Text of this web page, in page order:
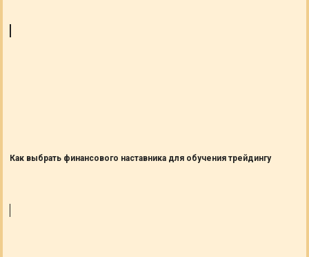
Как выбрать финансового наставника для обучения трейдингу